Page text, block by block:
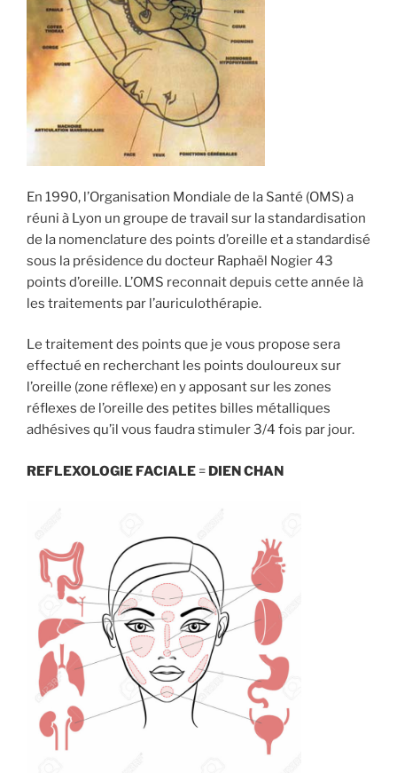
En 1990, l’Organisation Mondiale de la Santé (OMS) a
réuni à Lyon un groupe de travail sur la standardisation
de la nomenclature des points d’oreille et a standardisé
sous la présidence du docteur Raphaël Nogier 43
points d’oreille. L’OMS reconnait depuis cette année là
les traitements par l’auriculothérapie.
Le traitement des points que je vous propose sera
effectué en recherchant les points douloureux sur
l’oreille (zone réflexe) en y apposant sur les zones
réflexes de l’oreille des petites billes métalliques
adhésives qu’il vous faudra stimuler 3/4 fois par jour.
REFLEXOLOGIE FACIALE = DIEN CHAN